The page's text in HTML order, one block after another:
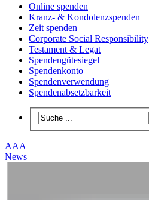
Online spenden
Kranz- & Kondolenzspenden
Zeit spenden
Corporate Social Responsibility
Testament & Legat
Spendengütesiegel
Spendenkonto
Spendenverwendung
Spendenabsetzbarkeit
AAA
News